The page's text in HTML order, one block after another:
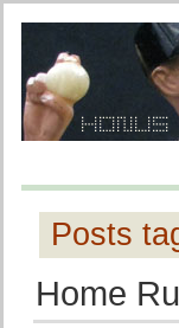
Posts
Home